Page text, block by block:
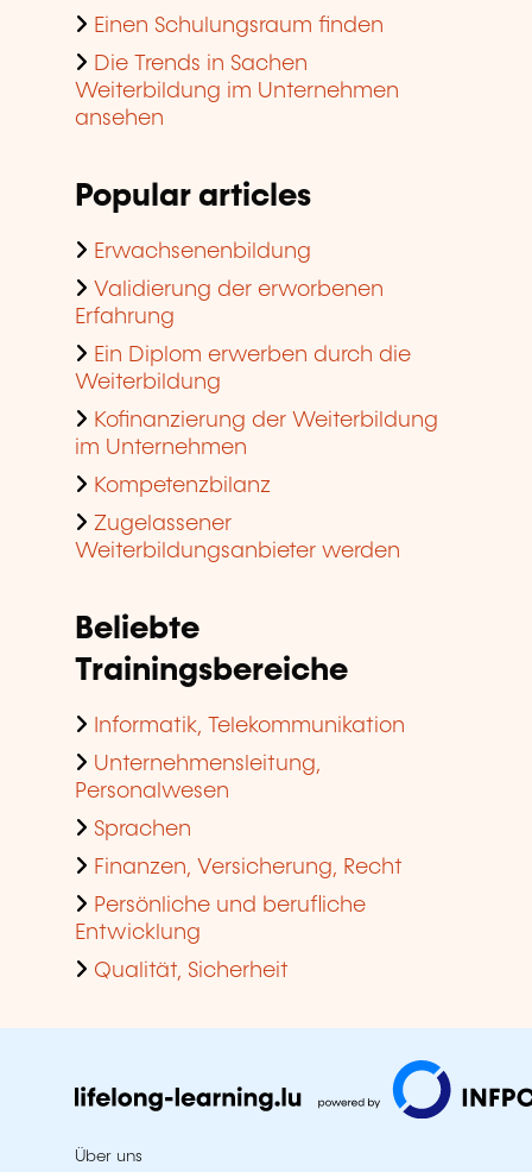
Einen Schulungsraum finden
Die Trends in Sachen
Weiterbildung im Unternehmen
ansehen
Popular articles
Erwachsenenbildung
Validierung der erworbenen
Erfahrung
Ein Diplom erwerben durch die
Weiterbildung
Kofinanzierung der Weiterbildung
im Unternehmen
Kompetenzbilanz
Zugelassener
Weiterbildungsanbieter werden
Beliebte
Trainingsbereiche
Informatik, Telekommunikation
Unternehmensleitung,
Personalwesen
Sprachen
Finanzen, Versicherung, Recht
Persönliche und berufliche
Entwicklung
Qualität, Sicherheit
Über uns